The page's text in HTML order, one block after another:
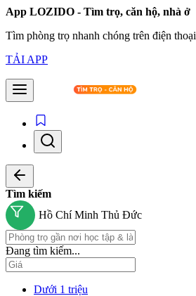
App LOZIDO - Tìm trọ, căn hộ, nhà ở
Tìm phòng trọ nhanh chóng trên điện thoại
TẢI APP
Tìm kiếm
Hồ Chí Minh Thủ Đức
Đang tìm kiếm...
Dưới 1 triệu